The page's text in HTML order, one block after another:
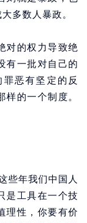
多数人暴政。
对的权力导致绝
有一批对自己的
恶有坚定的反
的一个制度。
些年我们中国人
是工具在一个技
理性，你要有价